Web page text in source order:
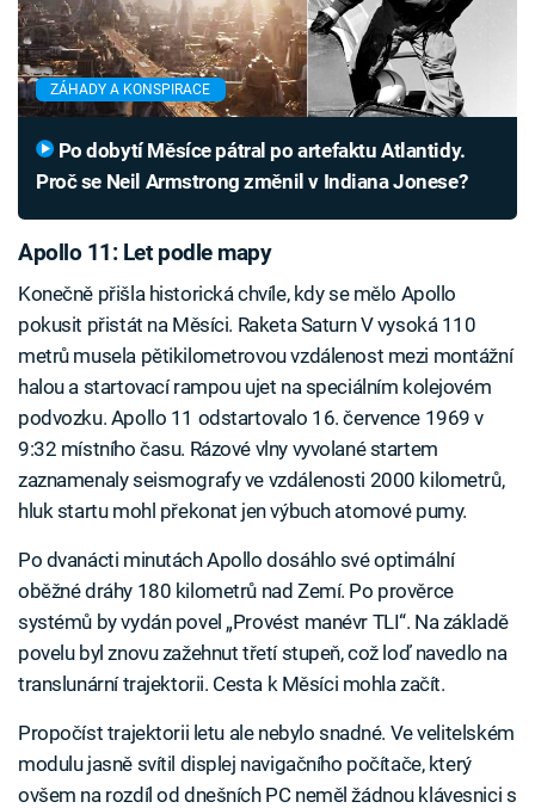
ZÁHADY A KONSPIRACE
Proč se Neil Armstrong změnil v Indiana Jonese?
Apollo 11: Let podle mapy
Konečně přišla historická chvíle, kdy se mělo Apollo
pokusit přistát na Měsíci. Raketa Saturn V vysoká 110
metrů musela pětikilometrovou vzdálenost mezi montážní
halou a startovací rampou ujet na speciálním kolejovém
podvozku. Apollo 11 odstartovalo 16. července 1969 v
9:32 místního času. Rázové vlny vyvolané startem
zaznamenaly seismografy ve vzdálenosti 2000 kilometrů,
hluk startu mohl překonat jen výbuch atomové pumy.
Po dvanácti minutách Apollo dosáhlo své optimální
oběžné dráhy 180 kilometrů nad Zemí. Po prověrce
systémů by vydán povel „Provést manévr TLI“. Na základě
povelu byl znovu zažehnut třetí stupeň, což loď navedlo na
translunární trajektorii. Cesta k Měsíci mohla začít.
Propočíst trajektorii letu ale nebylo snadné. Ve velitelském
modulu jasně svítil displej navigačního počítače, který
ovšem na rozdíl od dnešních PC neměl žádnou klávesnici s